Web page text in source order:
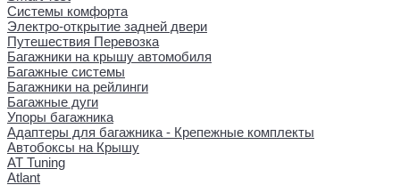
Системы комфорта
Электро-открытие задней двери
Путешествия Перевозка
Багажники на крышу автомобиля
Багажные системы
Багажники на рейлинги
Багажные дуги
Упоры багажника
Адаптеры для багажника - Крепежные комплекты
Автобоксы на Крышу
AT Tuning
Atlant